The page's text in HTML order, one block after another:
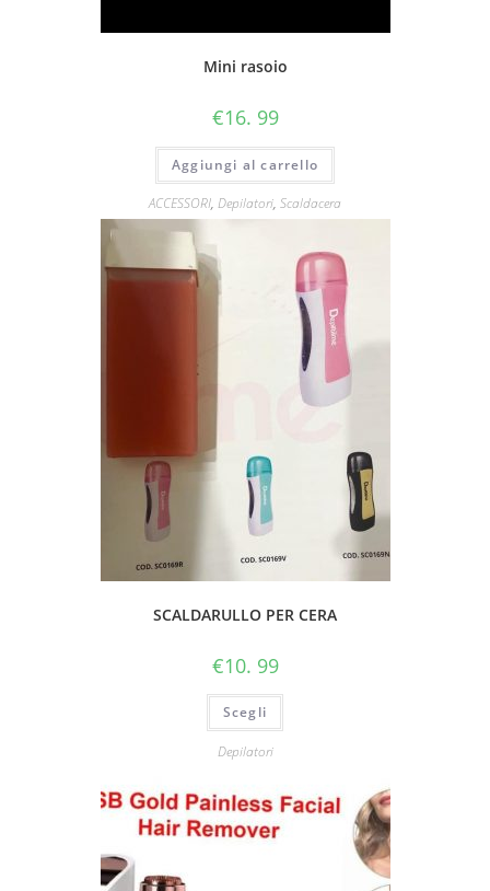
Mini rasoio
€16. 99
Aggiungi al carrello
ACCESSORI, Depilatori, Scaldacera
SCALDARULLO PER CERA
€10. 99
Scegli
Depilatori